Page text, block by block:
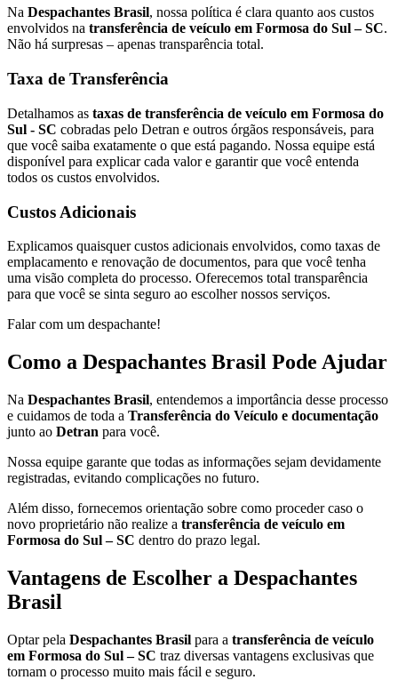
Na Despachantes Brasil, nossa política é clara quanto aos custos
envolvidos na transferência de veículo em Formosa do Sul – SC.
Não há surpresas – apenas transparência total.
Taxa de Transferência
Detalhamos as taxas de transferência de veículo em Formosa do
Sul - SC cobradas pelo Detran e outros órgãos responsáveis, para
que você saiba exatamente o que está pagando. Nossa equipe está
disponível para explicar cada valor e garantir que você entenda
todos os custos envolvidos.
Custos Adicionais
Explicamos quaisquer custos adicionais envolvidos, como taxas de
emplacamento e renovação de documentos, para que você tenha
uma visão completa do processo. Oferecemos total transparência
para que você se sinta seguro ao escolher nossos serviços.
Falar com um despachante!
Como a Despachantes Brasil Pode Ajudar
Na Despachantes Brasil, entendemos a importância desse processo
e cuidamos de toda a Transferência do Veículo e documentação
junto ao Detran para você.
Nossa equipe garante que todas as informações sejam devidamente
registradas, evitando complicações no futuro.
Além disso, fornecemos orientação sobre como proceder caso o
novo proprietário não realize a transferência de veículo em
Formosa do Sul – SC dentro do prazo legal.
Vantagens de Escolher a Despachantes
Brasil
Optar pela Despachantes Brasil para a transferência de veículo
em Formosa do Sul – SC traz diversas vantagens exclusivas que
tornam o processo muito mais fácil e seguro.